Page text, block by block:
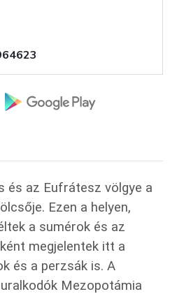
és az Eufrátesz völgye a
Ezen a helyen,
a sumérok és az
megjelentek itt a
és a perzsák is. A
Mezopotámia